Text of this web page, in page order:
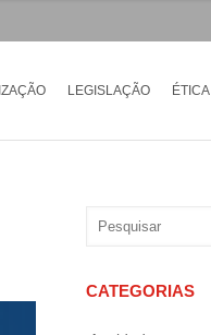
LEGISLAÇÃO ÉTICA
CATEGORIAS